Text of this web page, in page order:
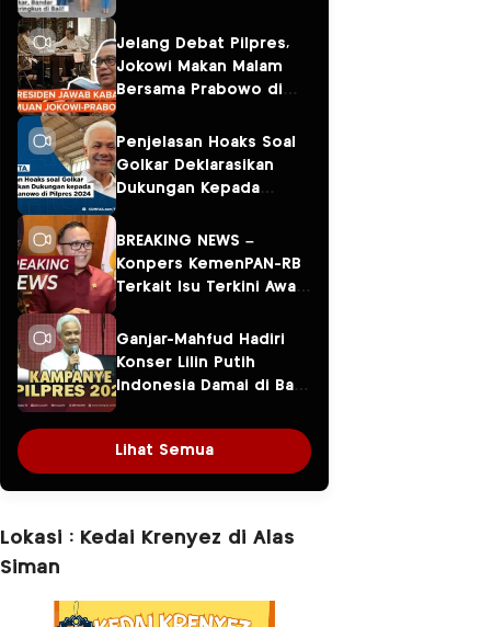
Jelang Debat Pilpres,
Jokowi Makan Malam
Bersama Prabowo di
Penjelasan Hoaks Soal
Golkar Deklarasikan
Dukungan Kepada
Pilpres 2024
BREAKING NEWS –
Konpers KemenPAN-RB
Terkait Isu Terkini Awal
Ganjar-Mahfud Hadiri
Konser Lilin Putih
Indonesia Damai di Balai
Lihat Semua
Lokasi : Kedai Krenyez di Alas
Siman